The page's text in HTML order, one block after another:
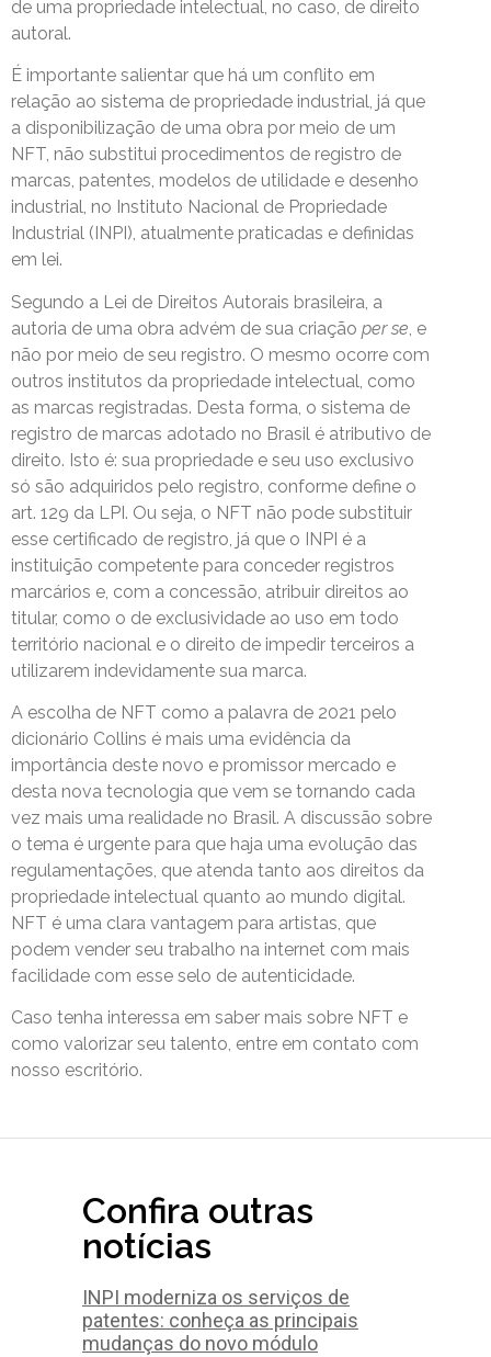
de uma propriedade intelectual, no caso, de direito
autoral.
É importante salientar que há um conflito em
relação ao sistema de propriedade industrial, já que
a disponibilização de uma obra por meio de um
NFT, não substitui procedimentos de registro de
marcas, patentes, modelos de utilidade e desenho
industrial, no Instituto Nacional de Propriedade
Industrial (INPI), atualmente praticadas e definidas
em lei.
Segundo a Lei de Direitos Autorais brasileira, a
autoria de uma obra advém de sua criação per se , e
não por meio de seu registro. O mesmo ocorre com
outros institutos da propriedade intelectual, como
as marcas registradas. Desta forma, o sistema de
registro de marcas adotado no Brasil é atributivo de
direito. Isto é: sua propriedade e seu uso exclusivo
só são adquiridos pelo registro, conforme define o
art. 129 da LPI. Ou seja, o NFT não pode substituir
esse certificado de registro, já que o INPI é a
instituição competente para conceder registros
marcários e, com a concessão, atribuir direitos ao
titular, como o de exclusividade ao uso em todo
território nacional e o direito de impedir terceiros a
utilizarem indevidamente sua marca.
A escolha de NFT como a palavra de 2021 pelo
dicionário Collins é mais uma evidência da
importância deste novo e promissor mercado e
desta nova tecnologia que vem se tornando cada
vez mais uma realidade no Brasil. A discussão sobre
o tema é urgente para que haja uma evolução das
regulamentações, que atenda tanto aos direitos da
propriedade intelectual quanto ao mundo digital.
NFT é uma clara vantagem para artistas, que
podem vender seu trabalho na internet com mais
facilidade com esse selo de autenticidade.
Caso tenha interessa em saber mais sobre NFT e
como valorizar seu talento, entre em contato com
nosso escritório.
Confira outras
notícias
INPI moderniza os serviços de
patentes: conheça as principais
mudanças do novo módulo